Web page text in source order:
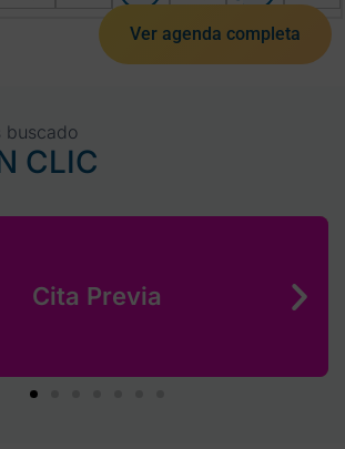
Ver agenda completa
buscado
CLIC
Cita Previa